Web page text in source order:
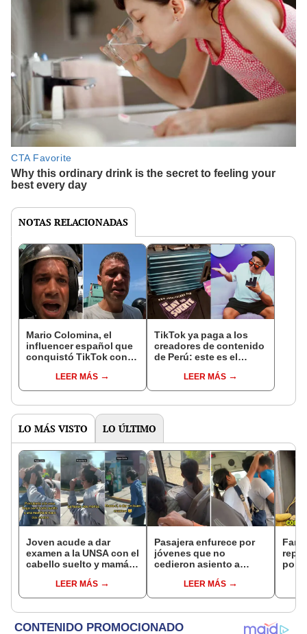
NOTAS RELACIONADAS
Mario Colomina, el
influencer español que
conquistó TikTok con
"Mi amor nació por la
gastronomía"
LEER MÁS
TikTok ya paga a los
creadores de contenido
de Perú: este es el
llegar a cobrar por 1.000
vistas
LEER MÁS
LO MÁS VISTO LO ÚLTIMO
Joven acude a dar
examen a la UNSA con el
cabello suelto y mamás
en la entrada
LEER MÁS
Pasajera enfurece por
jóvenes que no
cedieron asiento a
causa polémica
LEER MÁS
por